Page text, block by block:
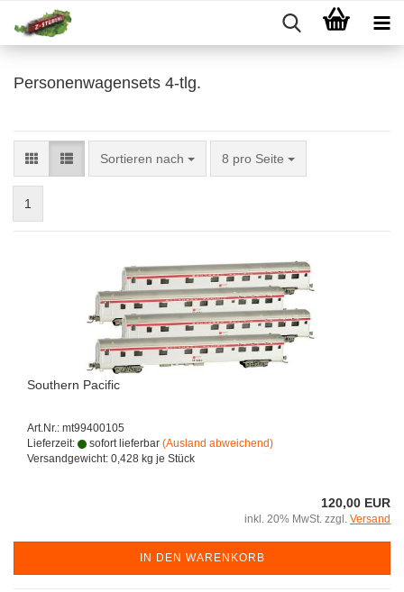
Personenwagensets 4-tlg.
Sortieren nach
Sortieren nach 8 pro Seite
pro Seite
1
Southern Pacific
Art.Nr.: mt99400105
Lieferzeit:
sofort lieferbar (Ausland abweichend)
Versandgewicht: 0,428 kg je Stück
120,00 EUR
inkl. 20% MwSt. zzgl. Versand
IN DEN WARENKORB